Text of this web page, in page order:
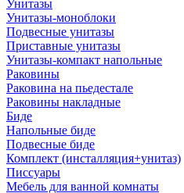
Унитазы
Унитазы-моноблоки
Подвесные унитазы
Приставные унитазы
Унитазы-компакт напольные
Раковины
Раковина на пьедестале
Раковины накладные
Биде
Напольные биде
Подвесные биде
Комплект (инсталляция+унитаз)
Писсуары
Мебель для ванной комнаты